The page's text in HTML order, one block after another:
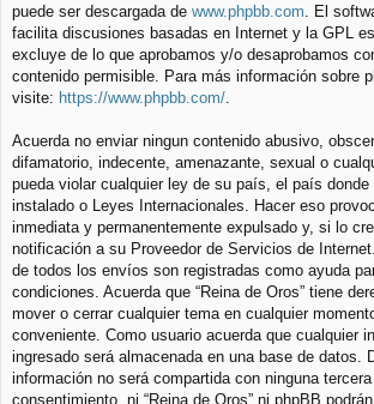
puede ser descargada de www.phpbb.com . El
facilita discusiones basadas en Internet y la GPL
excluye de lo que aprobamos y/o desaprobamos
contenido permisible. Para más información sobre
visite: https://www.phpbb.com/
Acuerda no enviar ningun contenido abusivo,
difamatorio, indecente, amenazante, sexual o
pueda violar cualquier ley de su país, el país donde
instalado o Leyes Internacionales. Hacer eso
inmediata y permanentemente expulsado y, si lo
notificación a su Proveedor de Servicios de
de todos los envíos son registradas como ayuda
condiciones. Acuerda que “Reina de Oros” tiene
mover o cerrar cualquier tema en cualquier
conveniente. Como usuario acuerda que cualquier
ingresado será almacenada en una base de datos.
información no será compartida con ninguna
consentimiento, ni “Reina de Oros” ni phpBB